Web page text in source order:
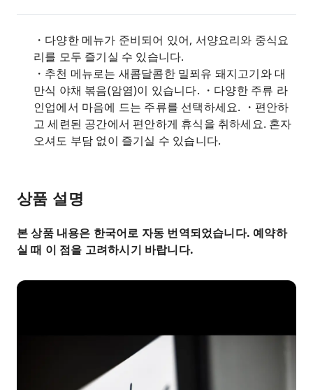
・다양한 메뉴가 준비되어 있어, 서양요리와 중식요
리를 모두 즐기실 수 있습니다.
・추천 메뉴로는 새콤달콤한 밀푀유 돼지고기와 대
만식 야채 볶음(암염)이 있습니다. ・다양한 주류 라
인업에서 마음에 드는 주류를 선택하세요. ・편안하
고 세련된 공간에서 편안하게 휴식을 취하세요. 혼자
오셔도 부담 없이 즐기실 수 있습니다.
상품 설명
본 상품 내용은 한국어로 자동 번역되었습니다. 예약하
실 때 이 점을 고려하시기 바랍니다.